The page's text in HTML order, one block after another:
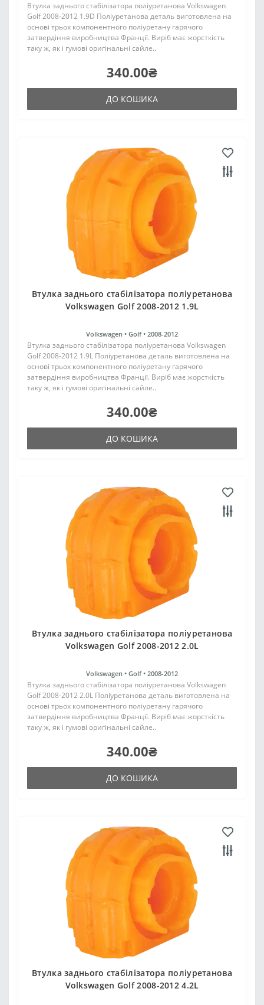
Втулка заднього стабілізатора поліуретанова Volkswagen
Golf 2008-2012 1.9D Поліуретанова деталь виготовлена на
основі трьох компонентного поліуретану гарячого
затвердіння виробництва Франції. Виріб має жорсткість
таку ж, як і гумові оригінальні сайле..
340.00₴
ДО КОШИКА
Втулка заднього стабілізатора поліуретанова
Volkswagen Golf 2008-2012 1.9L
Volkswagen • Golf • 2008-2012
Втулка заднього стабілізатора поліуретанова Volkswagen
Golf 2008-2012 1.9L Поліуретанова деталь виготовлена на
основі трьох компонентного поліуретану гарячого
затвердіння виробництва Франції. Виріб має жорсткість
таку ж, як і гумові оригінальні сайле..
340.00₴
ДО КОШИКА
Втулка заднього стабілізатора поліуретанова
Volkswagen Golf 2008-2012 2.0L
Volkswagen • Golf • 2008-2012
Втулка заднього стабілізатора поліуретанова Volkswagen
Golf 2008-2012 2.0L Поліуретанова деталь виготовлена на
основі трьох компонентного поліуретану гарячого
затвердіння виробництва Франції. Виріб має жорсткість
таку ж, як і гумові оригінальні сайле..
340.00₴
ДО КОШИКА
Втулка заднього стабілізатора поліуретанова
Volkswagen Golf 2008-2012 4.2L